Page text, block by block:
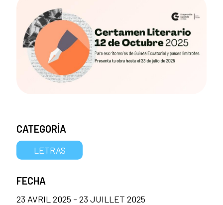
CATEGORÍA
LETRAS
FECHA
23 AVRIL 2025 - 23 JUILLET 2025